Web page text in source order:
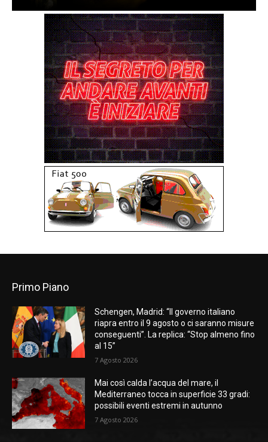
Primo Piano
Schengen, Madrid: “Il governo italiano
riapra entro il 9 agosto o ci saranno misure
conseguenti”. La replica: “Stop almeno fino
al 15”
7 Agosto 2026
Mai così calda l’acqua del mare, il
Mediterraneo tocca in superficie 33 gradi:
possibili eventi estremi in autunno
7 Agosto 2026